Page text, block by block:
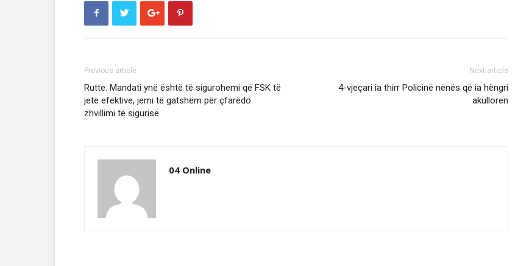
Previous article
Rutte: Mandati ynë është të sigurohemi që FSK të
jetë efektive, jemi të gatshëm për çfarëdo
zhvillimi të sigurisë
Next article
4-vjeçari ia thirr Policinë nënës që ia hëngri
akulloren
04 Online